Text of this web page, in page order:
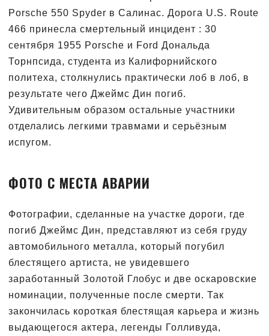
Porsche 550 Spyder в Салинас. Дорога U.S. Route
466 принесла смертельный инцидент : 30
сентября 1955 Porsche и Ford Дональда
Торнпсида, студента из Калифорнийского
политеха, столкнулись практически лоб в лоб, в
результате чего Джеймс Дин погиб.
Удивительным образом остальные участники
отделались легкими травмами и серьёзным
испугом.
ФОТО С МЕСТА АВАРИИ
Фотографии, сделанные на участке дороги, где
погиб Джеймс Дин, представляют из себя груду
автомобильного металла, который погубил
блестящего артиста, не увидевшего
заработанный Золотой Глобус и две оскаровские
номинации, полученные после смерти. Так
закончилась короткая блестящая карьера и жизнь
выдающегося актера, легенды Голливуда,